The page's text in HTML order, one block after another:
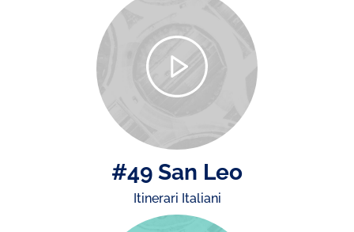
#49 San Leo
Itinerari Italiani